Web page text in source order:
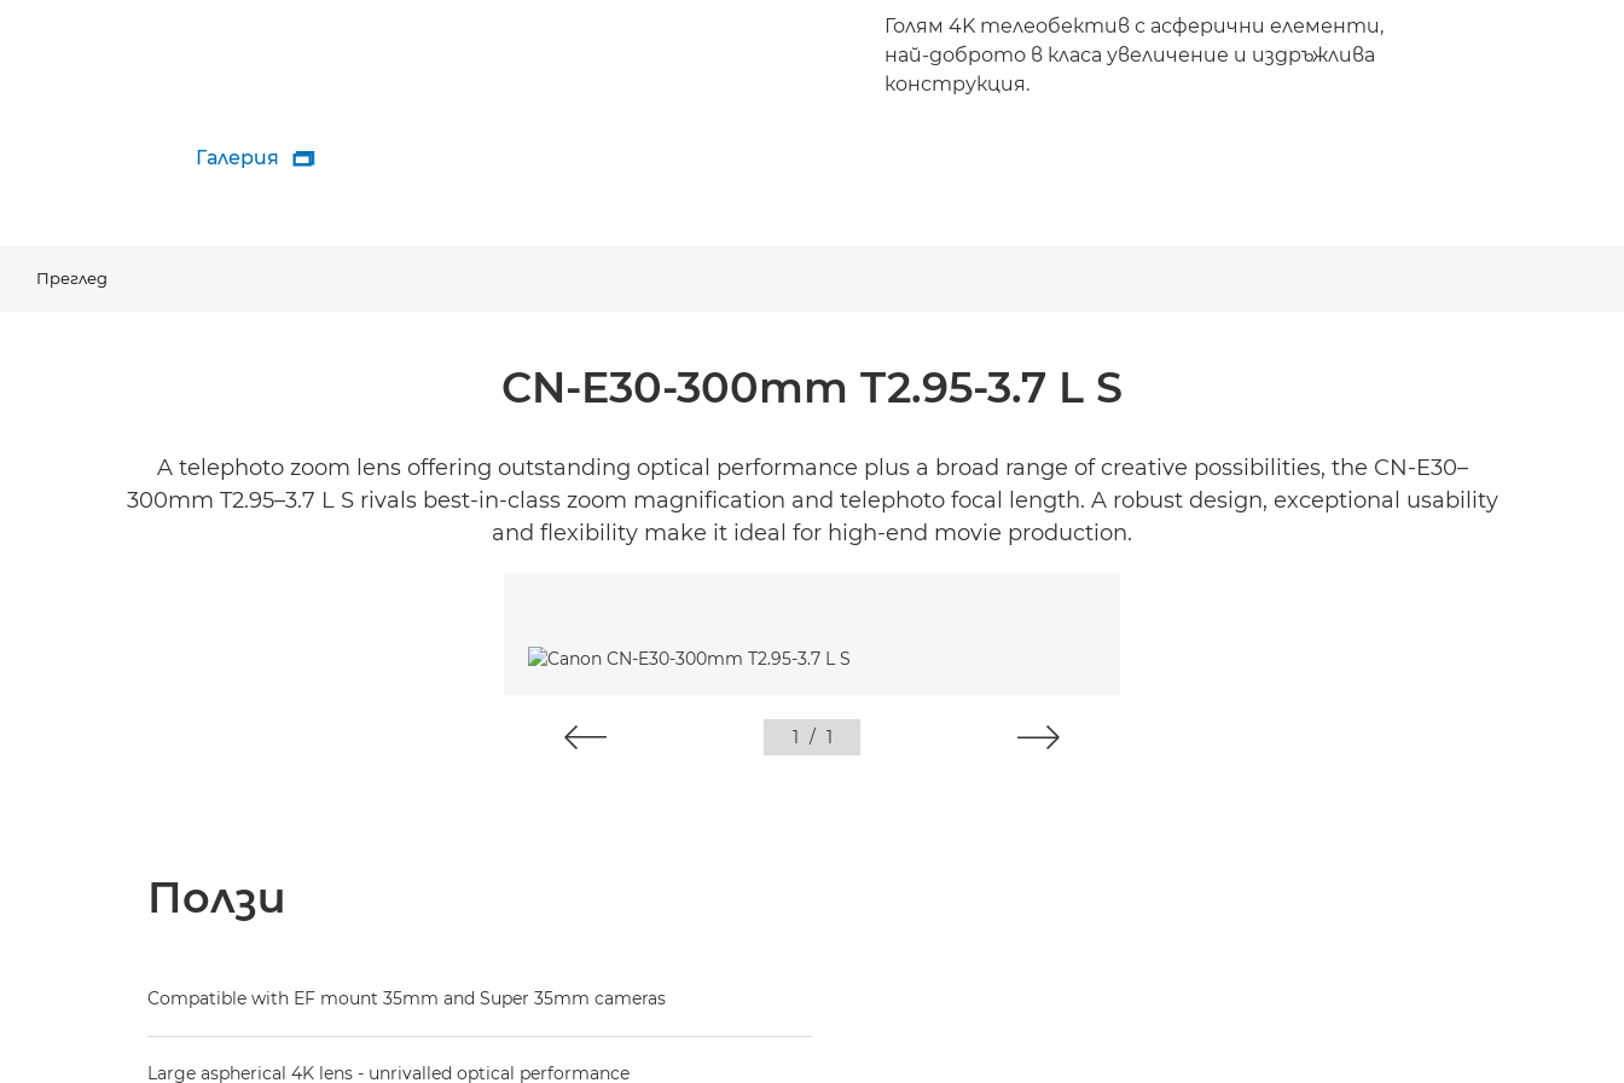
Галерия 
Голям 4K телеобектив с асферични елементи,
най-доброто в класа увеличение и издръжлива
конструкция.
Преглед
CN-E30-300mm T2.95-3.7 L S
A telephoto zoom lens offering outstanding optical performance plus a broad range of creative possibilities, the CN-E30–
300mm T2.95–3.7 L S rivals best-in-class zoom magnification and telephoto focal length. A robust design, exceptional usability
and flexibility make it ideal for high-end movie production.
1 / 1
Ползи
Compatible with EF mount 35mm and Super 35mm cameras
Large aspherical 4K lens - unrivalled optical performance